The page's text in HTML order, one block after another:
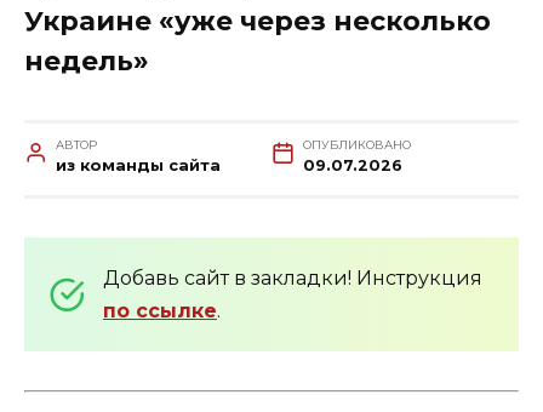
Украине «уже через несколько
недель»
АВТОР
из команды сайта
ОПУБЛИКОВАНО
09.07.2026
Добавь сайт в закладки! Инструкция
по ссылке.